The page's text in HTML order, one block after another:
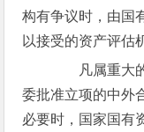
构有争议时，由国
以接受的资产评估
凡属重大的
委批准立项的中外
必要时，国家国有